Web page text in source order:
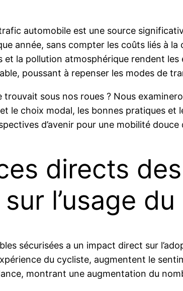
automobile est une source
année, sans compter les coûts liés à
et la pollution atmosphérique rendent
poussant à repenser les modes de
sous nos roues ? Nous
le choix modal, les bonnes pratiques
d’avenir pour une mobilité douce
directs
l’usage
sécurisées a un impact direct sur
du cycliste, augmentent le
montrant une augmentation du